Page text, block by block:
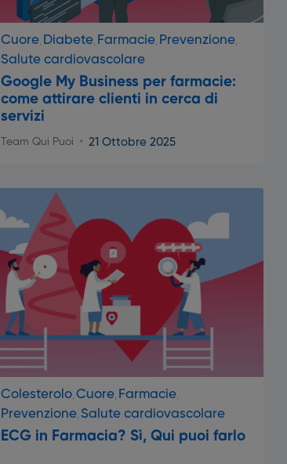
Cuore Diabete Farmacie Prevenzione
Salute cardiovascolare
Google My Business per farmacie:
come attirare clienti in cerca di
servizi
Team Qui Puoi 21 Ottobre 2025
Colesterolo Cuore Farmacie
Prevenzione Salute cardiovascolare
ECG in Farmacia? Sì, Qui puoi farlo